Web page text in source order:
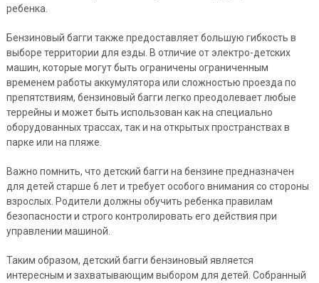
ребенка.
Бензиновый багги также предоставляет большую гибкость в
выборе территории для езды. В отличие от электро-детских
машин, которые могут быть ограничены ограниченным
временем работы аккумулятора или сложностью проезда по
препятствиям, бензиновый багги легко преодолевает любые
террейны и может быть использован как на специально
оборудованных трассах, так и на открытых пространствах в
парке или на пляже.
Важно помнить, что детский багги на бензине предназначен
для детей старше 6 лет и требует особого внимания со стороны
взрослых. Родители должны обучить ребенка правилам
безопасности и строго контролировать его действия при
управлении машиной.
Таким образом, детский багги бензиновый является
интересным и захватывающим выбором для детей. Собранный